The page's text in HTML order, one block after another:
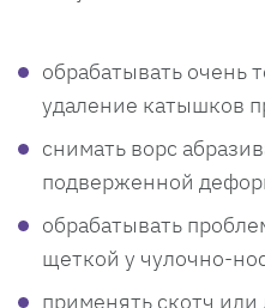
обрабатывать очень
удаление катышков
снимать ворс
подверженной
обрабатывать
щеткой у чулочно-
применять скотч